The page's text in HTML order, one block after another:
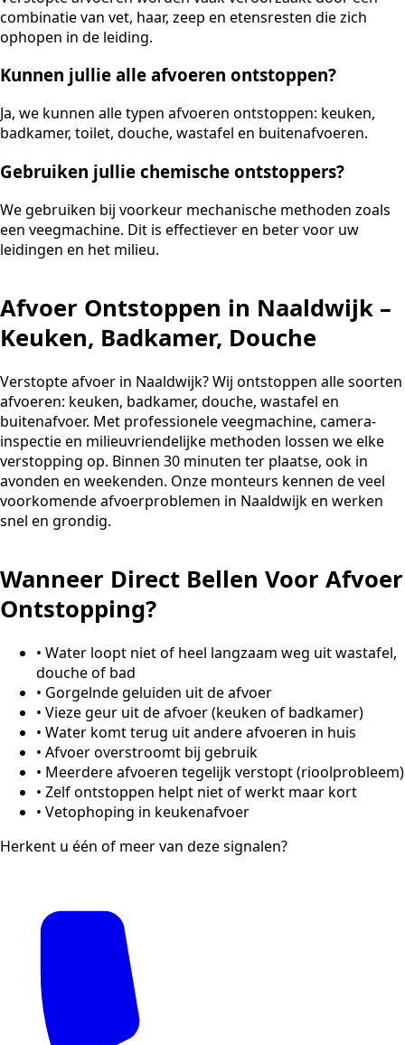
combinatie van vet, haar, zeep en etensresten die zich
ophopen in de leiding.
Kunnen jullie alle afvoeren ontstoppen?
Ja, we kunnen alle typen afvoeren ontstoppen: keuken,
badkamer, toilet, douche, wastafel en buitenafvoeren.
Gebruiken jullie chemische ontstoppers?
We gebruiken bij voorkeur mechanische methoden zoals
een veegmachine. Dit is effectiever en beter voor uw
leidingen en het milieu.
Afvoer Ontstoppen in Naaldwijk –
Keuken, Badkamer, Douche
Verstopte afvoer in Naaldwijk? Wij ontstoppen alle soorten
afvoeren: keuken, badkamer, douche, wastafel en
buitenafvoer. Met professionele veegmachine, camera-
inspectie en milieuvriendelijke methoden lossen we elke
verstopping op. Binnen 30 minuten ter plaatse, ook in
avonden en weekenden. Onze monteurs kennen de veel
voorkomende afvoerproblemen in Naaldwijk en werken
snel en grondig.
Wanneer Direct Bellen Voor Afvoer
Ontstopping?
• Water loopt niet of heel langzaam weg uit wastafel,
douche of bad
• Gorgelnde geluiden uit de afvoer
• Vieze geur uit de afvoer (keuken of badkamer)
• Water komt terug uit andere afvoeren in huis
• Afvoer overstroomt bij gebruik
• Meerdere afvoeren tegelijk verstopt (rioolprobleem)
• Zelf ontstoppen helpt niet of werkt maar kort
• Vetophoping in keukenafvoer
Herkent u één of meer van deze signalen?